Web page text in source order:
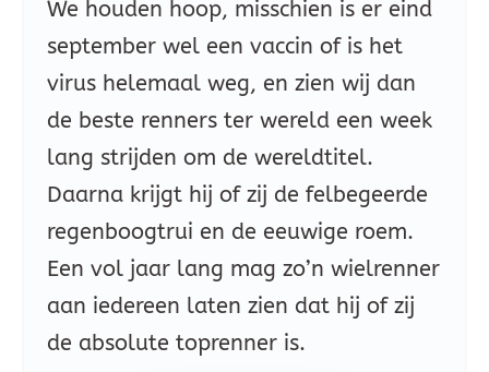
We houden hoop, misschien is er eind
september wel een vaccin of is het
virus helemaal weg, en zien wij dan
de beste renners ter wereld een week
lang strijden om de wereldtitel.
Daarna krijgt hij of zij de felbegeerde
regenboogtrui en de eeuwige roem.
Een vol jaar lang mag zo’n wielrenner
aan iedereen laten zien dat hij of zij
de absolute toprenner is.